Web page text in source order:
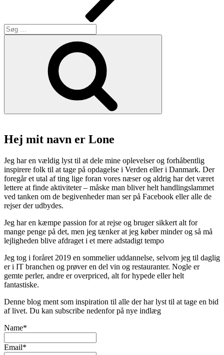
Søg
efter:
Hej mit navn er Lone
Jeg har en vældig lyst til at dele mine oplevelser og forhåbentlig
inspirere folk til at tage på opdagelse i Verden eller i Danmark. Der
foregår et utal af ting lige foran vores næser og aldrig har det været
lettere at finde aktiviteter – måske man bliver helt handlingslammet
ved tanken om de begivenheder man ser på Facebook eller alle de
rejser der udbydes.
Jeg har en kæmpe passion for at rejse og bruger sikkert alt for
mange penge på det, men jeg tænker at jeg køber minder og så må
lejligheden blive afdraget i et mere adstadigt tempo
Jeg tog i foråret 2019 en sommelier uddannelse, selvom jeg til daglig
er i IT branchen og prøver en del vin og restauranter. Nogle er
gemte perler, andre er overpriced, alt for hypede eller helt
fantastiske.
Denne blog ment som inspiration til alle der har lyst til at tage en bid
af livet. Du kan subscribe nedenfor på nye indlæg
Name*
Email*